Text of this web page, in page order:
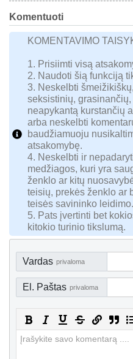
Komentuoti
KOMENTAVIMO
1. Prisiimti visą
2. Naudoti šią funkciją
3. Neskelbti
seksistinių,
neapykantą kurstančių
arba neskelbti
baudžiamuoju
atsakomybę.
4. Neskelbti ir
medžiagos, kuri yra
ženklo ar kitų
teisių, prekės ženklo ar
teisės savininko leidimo.
5. Pats įvertinti bet
kitokio turinio tikslumą.
Vardas privaloma
El. Paštas privaloma